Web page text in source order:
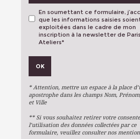
Métiers D'art
Arts Du Texte
Stages Ponctuels
Ateliers À L'année
En soumettant ce formulaire,
que les informations saisies
exploitées dans le cadre de mon
inscription à la newsletter de
Ateliers*
OK
* Attention, mettre un espace à la place
apostrophe dans les champs Nom,
et Ville
** Si vous souhaitez retirer votre
l’utilisation des données collectées par ce
formulaire, veuillez consulter nos